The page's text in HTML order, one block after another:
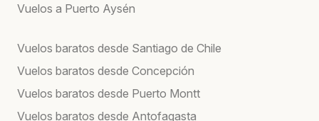
Vuelos a Puerto Aysén
Vuelos baratos desde Santiago de Chile
Vuelos baratos desde Concepción
Vuelos baratos desde Puerto Montt
Vuelos baratos desde Antofagasta